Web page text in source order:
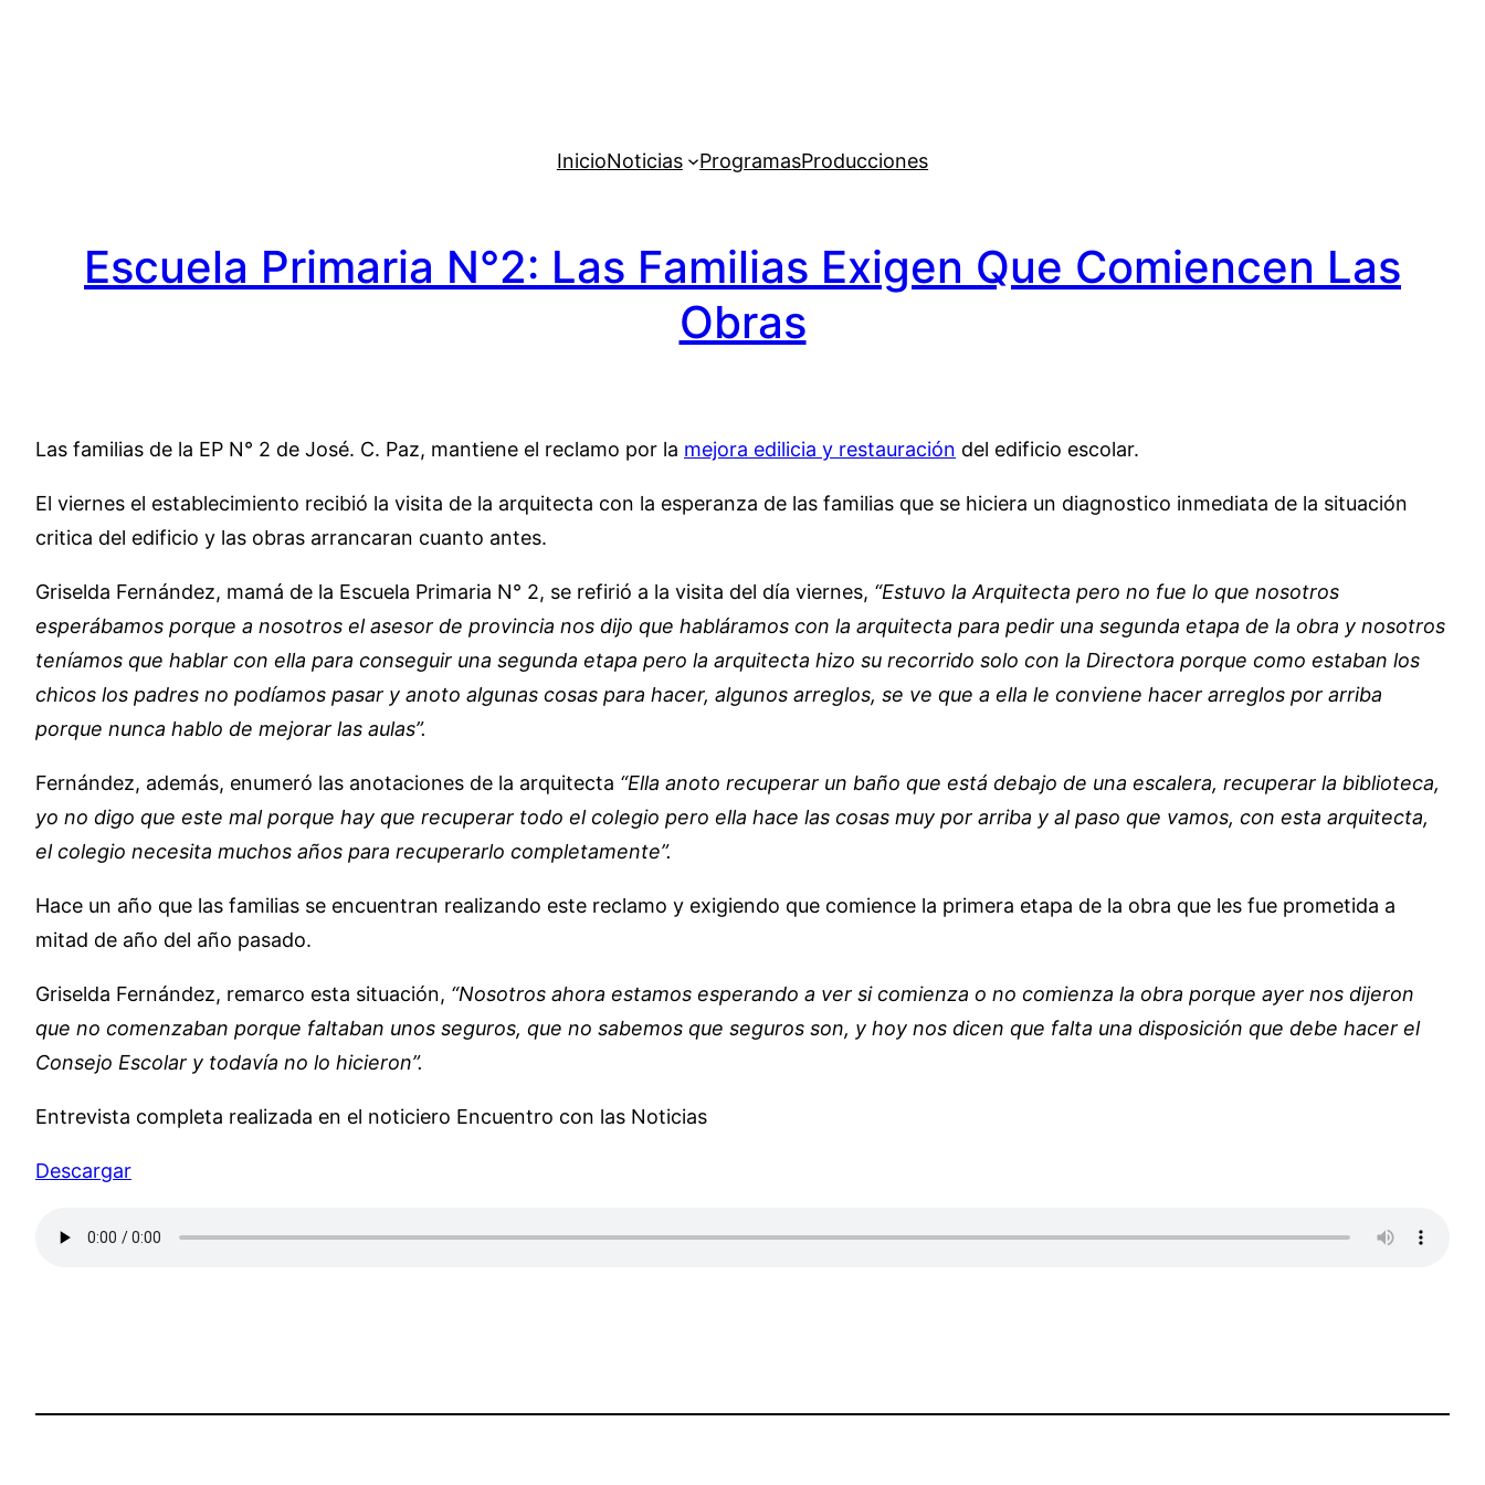
InicioNoticias ProgramasProducciones
Escuela Primaria N°2: Las Familias Exigen Que Comiencen Las
Obras
Las familias de la EP N° 2 de José. C. Paz, mantiene el reclamo por la mejora edilicia y restauración del edificio escolar.
El viernes el establecimiento recibió la visita de la arquitecta con la esperanza de las familias que se hiciera un diagnostico inmediata de la situación
critica del edificio y las obras arrancaran cuanto antes.
Griselda Fernández, mamá de la Escuela Primaria N° 2, se refirió a la visita del día viernes, “Estuvo la Arquitecta pero no fue lo que nosotros
esperábamos porque a nosotros el asesor de provincia nos dijo que habláramos con la arquitecta para pedir una segunda etapa de la obra y nosotros
teníamos que hablar con ella para conseguir una segunda etapa pero la arquitecta hizo su recorrido solo con la Directora porque como estaban los
chicos los padres no podíamos pasar y anoto algunas cosas para hacer, algunos arreglos, se ve que a ella le conviene hacer arreglos por arriba
porque nunca hablo de mejorar las aulas”.
Fernández, además, enumeró las anotaciones de la arquitecta “Ella anoto recuperar un baño que está debajo de una escalera, recuperar la biblioteca,
yo no digo que este mal porque hay que recuperar todo el colegio pero ella hace las cosas muy por arriba y al paso que vamos, con esta arquitecta,
el colegio necesita muchos años para recuperarlo completamente”.
Hace un año que las familias se encuentran realizando este reclamo y exigiendo que comience la primera etapa de la obra que les fue prometida a
mitad de año del año pasado.
Griselda Fernández, remarco esta situación, “Nosotros ahora estamos esperando a ver si comienza o no comienza la obra porque ayer nos dijeron
que no comenzaban porque faltaban unos seguros, que no sabemos que seguros son, y hoy nos dicen que falta una disposición que debe hacer el
Consejo Escolar y todavía no lo hicieron”.
Entrevista completa realizada en el noticiero Encuentro con las Noticias
Descargar